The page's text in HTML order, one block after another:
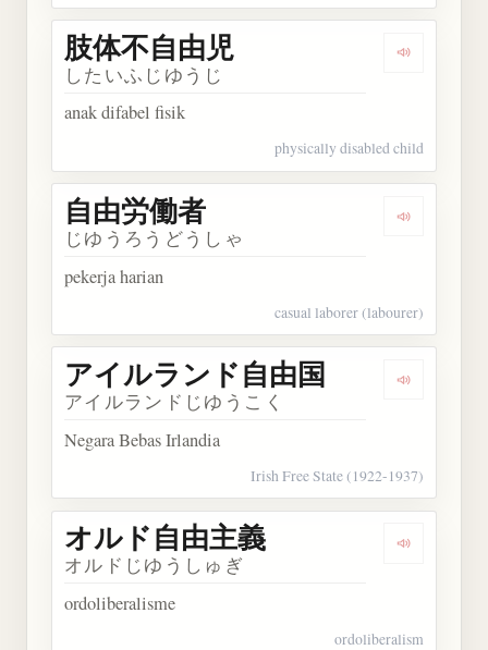
Dengarkan
肢体不自由児
したいふじゆうじ
anak difabel fisik
physically disabled child
Dengarkan
自由労働者
じゆうろうどうしゃ
pekerja harian
casual laborer (labourer)
Dengarkan
アイルランド自由国
アイルランドじゆうこく
Negara Bebas Irlandia
Irish Free State (1922-1937)
Dengarkan
オルド自由主義
オルドじゆうしゅぎ
ordoliberalisme
ordoliberalism